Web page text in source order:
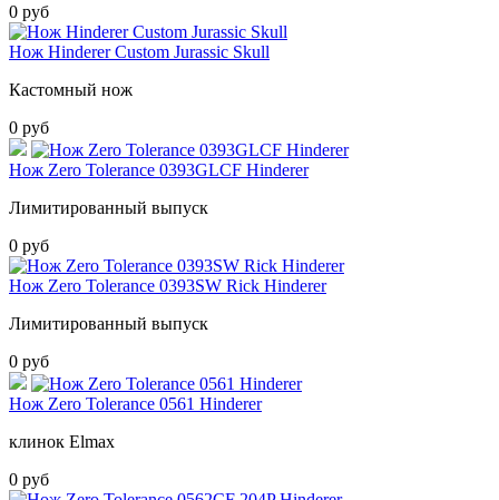
0 руб
Нож Hinderer Custom Jurassic Skull
Кастомный нож
0 руб
Нож Zero Tolerance 0393GLCF Hinderer
Лимитированный выпуск
0 руб
Нож Zero Tolerance 0393SW Rick Hinderer
Лимитированный выпуск
0 руб
Нож Zero Tolerance 0561 Hinderer
клинок Elmax
0 руб